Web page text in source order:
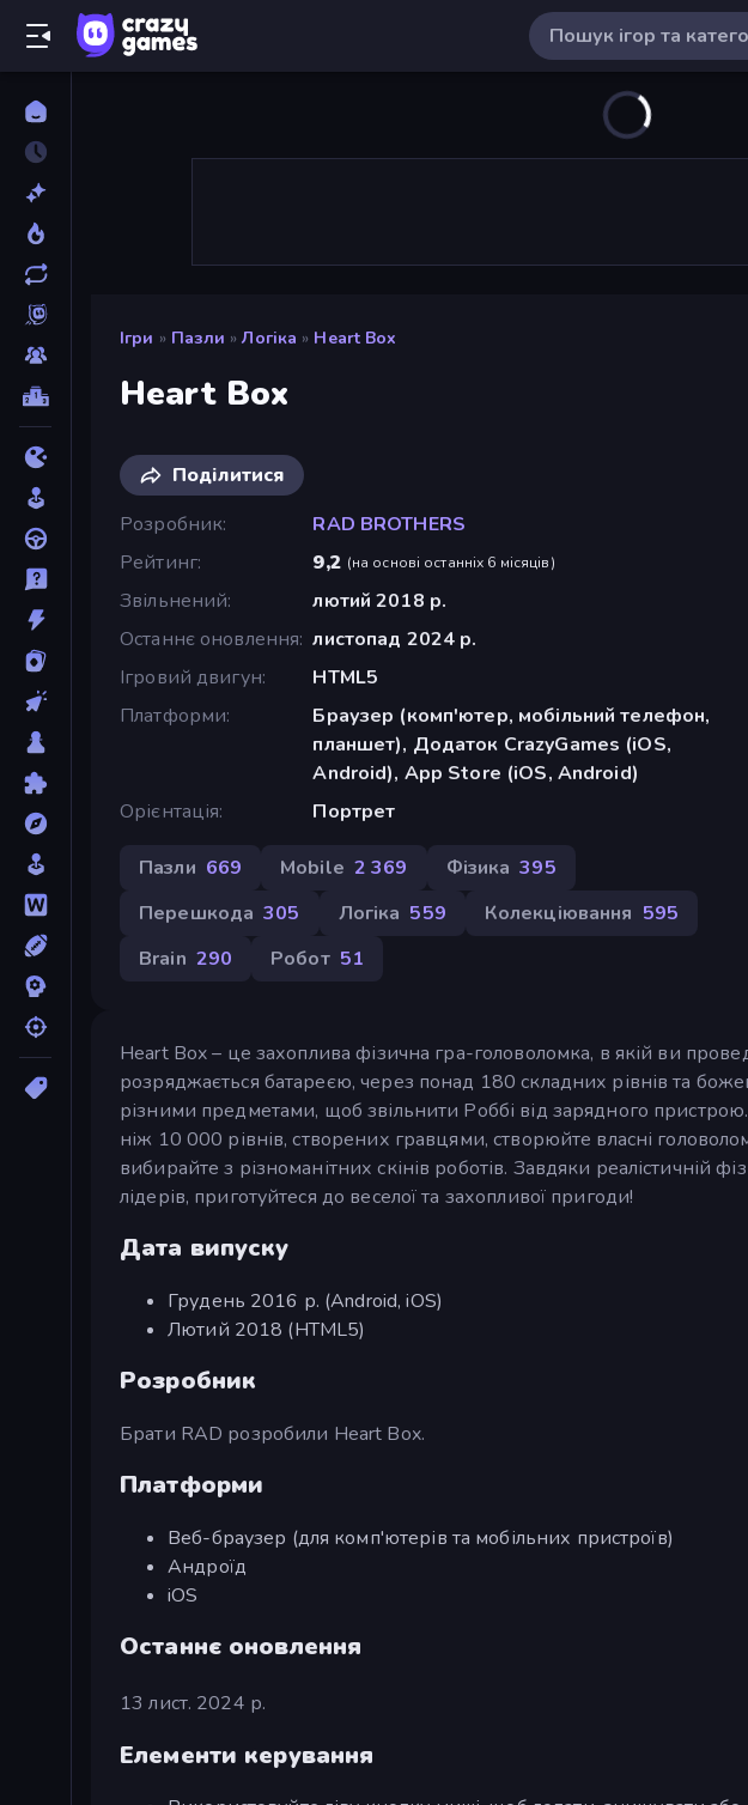
Ігри » Пазли » Логіка » Heart Box
Heart Box
Поділитися
Розробник
RAD BROTHERS
Рейтинг
9,2 (на основі останніх 6 місяців)
Звільнений
лютий 2018 р.
Останнє оновлення листопад 2024 р.
Ігровий двигун
HTML5
Платформи
Браузер (комп'ютер, мобільний телефон,
планшет), Додаток CrazyGames (iOS,
Android), App Store (iOS, Android)
Орієнтація
Портрет
Пазли 669 Mobile 2 369 Фізика 395
Перешкода 305 Логіка 559 Колекціювання 595
Brain 290 Робот 51
Heart Box – це захоплива фізична гра-головоломка, в якій ви
розряджається батареєю, через понад 180 складних рівнів та
різними предметами, щоб звільнити Роббі від зарядного
ніж 10 000 рівнів, створених гравцями, створюйте власні
вибирайте з різноманітних скінів роботів. Завдяки реалістичній
лідерів, приготуйтеся до веселої та захопливої пригоди!
Дата випуску
Грудень 2016 р. (Android, iOS)
Лютий 2018 (HTML5)
Розробник
Брати RAD розробили Heart Box.
Платформи
Веб-браузер (для комп'ютерів та мобільних пристроїв)
Андроїд
iOS
Останнє оновлення
13 лист. 2024 р.
Елементи керування